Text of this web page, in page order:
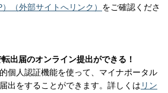
（外部サイトへリンク） をご確認くださ
出届のオンライン提出ができる！
個人認証機能を使って、マイナポータル
出をすることができます。詳しくは リン